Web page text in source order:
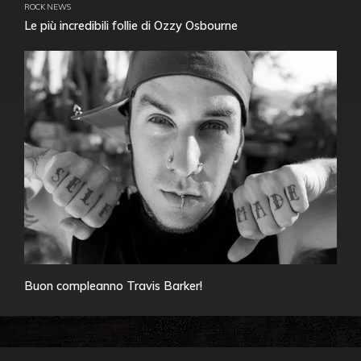
ROCK NEWS
Le più incredibili follie di Ozzy Osbourne
Buon compleanno Travis Barker!